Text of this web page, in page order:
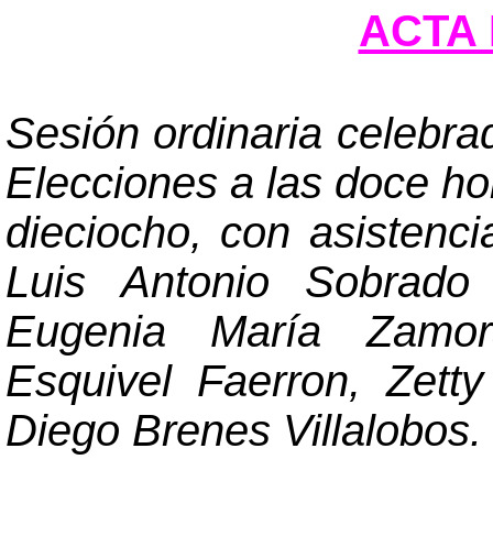
ACTA
Sesión ordinaria
Elecciones a las doce
dieciocho, con
Luis Antonio
Eugenia María
Esquivel Faerron,
Diego Brenes Villalobos.